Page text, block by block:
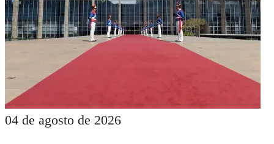
04 de agosto de 2026